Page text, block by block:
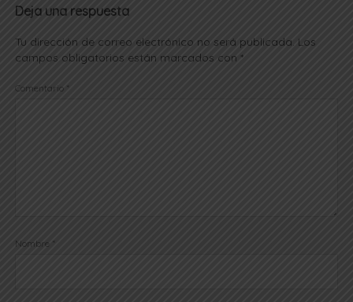
Deja una respuesta
Tu dirección de correo electrónico no será publicada. Los
campos obligatorios están marcados con *
Comentario *
Nombre *